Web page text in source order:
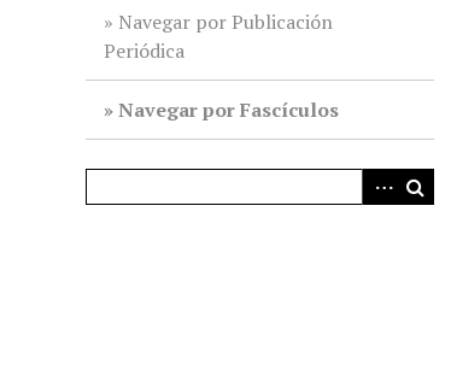
Navegar por Publicación
Periódica
Navegar por Fascículos